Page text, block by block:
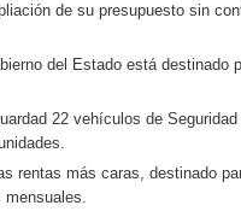
de su presupuesto sin
del Estado está destinado
22 vehículos de
rentas más caras, destinado
mensuales.